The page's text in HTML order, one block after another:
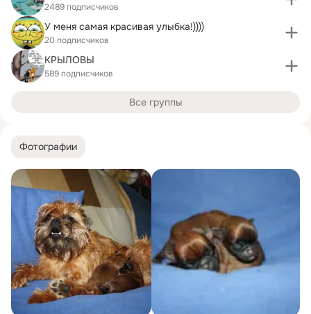
Фотографии
2489 подписчиков
У меня самая красивая улыбка!))))
20 подписчиков
КРЫЛОВЫ
589 подписчиков
Все группы